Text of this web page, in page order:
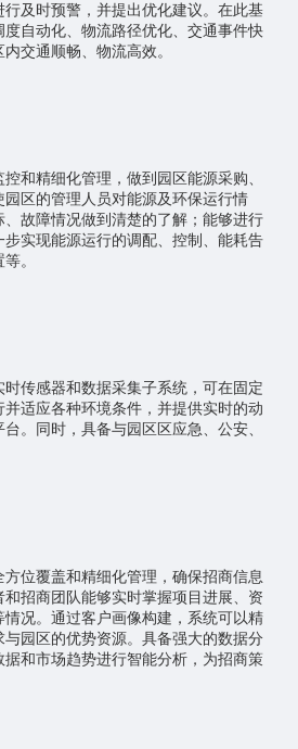
及时预警，并提出优化建议。在此基
自动化、物流路径优化、交通事件快
交通顺畅、物流高效。
和精细化管理，做到园区能源采购、
区的管理人员对能源及环保运行情
故障情况做到清楚的了解；能够进行
实现能源运行的调配、控制、能耗告
。
传感器和数据采集子系统，可在固定
适应各种环境条件，并提供实时的动
。同时，具备与园区区应急、公安、
位覆盖和精细化管理，确保招商信息
招商团队能够实时掌握项目进展、资
况。通过客户画像构建，系统可以精
园区的优势资源。具备强大的数据分
和市场趋势进行智能分析，为招商策